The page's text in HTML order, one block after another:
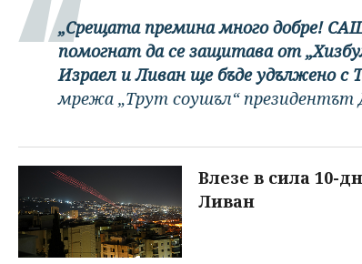
„Срещата премина много добре!
помогнат да се защитава от
Израел и Ливан ще бъде удължено
мрежа „Трут соушъл“
Влезе в сила 10-
Ливан